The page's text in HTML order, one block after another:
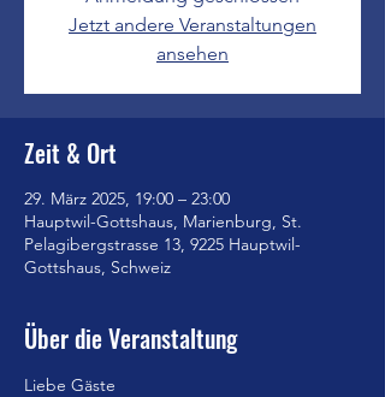
Jetzt andere Veranstaltungen
ansehen
Zeit & Ort
29. März 2025, 19:00 – 23:00
Hauptwil-Gottshaus, Marienburg, St.
Pelagibergstrasse 13, 9225 Hauptwil-
Gottshaus, Schweiz
Über die Veranstaltung
Liebe Gäste